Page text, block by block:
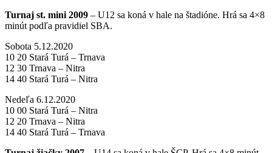
Turnaj st. mini 2009 – U12 sa koná v hale na štadióne. Hrá sa 4×8
minút podľa pravidiel SBA.
Sobota 5.12.2020
10 20 Stará Turá – Trnava
12 30 Trnava – Nitra
14 40 Stará Turá – Nitra
Nedeľa 6.12.2020
10 00 Stará Turá – Nitra
12 20 Trnava – Nitra
14 40 Stará Turá – Trnava